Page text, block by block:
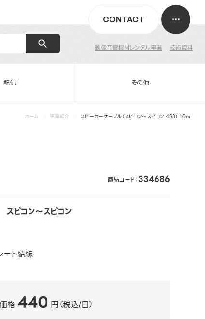
映像音響機材レンタル事業 技術資料
CONTACT
配信 その他
ホーム 事業紹介 スピーカーケーブル（スピコン～スピコン 4S8） 10m
商品コード：334686
スピコン～スピコン
ト結線
格 440 円（税込/日）